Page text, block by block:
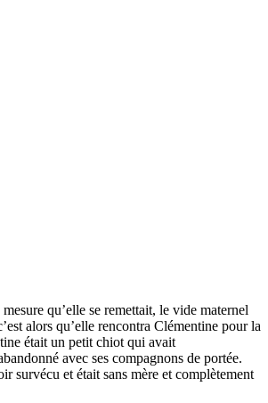
qu’elle se remettait, le vide maternel
alors qu’elle rencontra Clémentine pour la
était un petit chiot qui avait
avec ses compagnons de portée.
survécu et était sans mère et complètement